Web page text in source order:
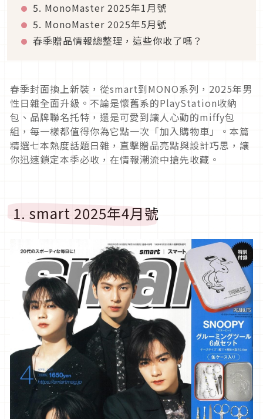
5. MonoMaster 2025年1月號
5. MonoMaster 2025年5月號
春季贈品情報總整理，這些你收了嗎？
春季封面換上新裝，從smart到MONO系列，2025年男
性日雜全面升級。不論是懷舊系的PlayStation收納
包、品牌聯名托特，還是可愛到讓人心動的miffy包
組，每一樣都值得你為它點一次「加入購物車」。本篇
精選七本熱度話題日雜，直擊贈品亮點與設計巧思，讓
你迅速鎖定本季必收，在情報潮流中搶先收藏。
1. smart 2025年4月號